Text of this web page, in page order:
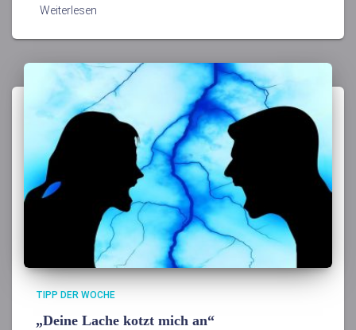
Weiterlesen
TIPP DER WOCHE
„Deine Lache kotzt mich an“